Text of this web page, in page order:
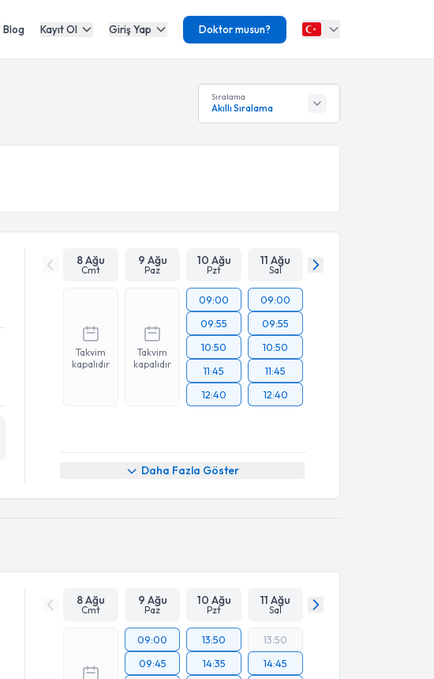
Blog Kayıt Ol Giriş Yap Doktor musun?
Sıralama
Akıllı Sıralama
8 Ağu
Cmt
9 Ağu
Paz
10 Ağu
Pzt
11 Ağu
Sal
Takvim
kapalıdır
Takvim
kapalıdır
09:00
09:55
10:50
11:45
12:40
09:00
09:55
10:50
11:45
12:40
Daha Fazla Göster
8 Ağu
Cmt
9 Ağu
Paz
10 Ağu
Pzt
11 Ağu
Sal
09:00
09:45
13:50
14:35
13:50
14:45